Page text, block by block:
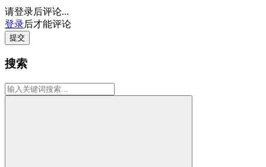
请登录后评论...
登录后才能评论
提交
搜索